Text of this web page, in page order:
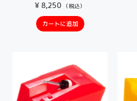
¥ 8,250 （税込）
カートに追加